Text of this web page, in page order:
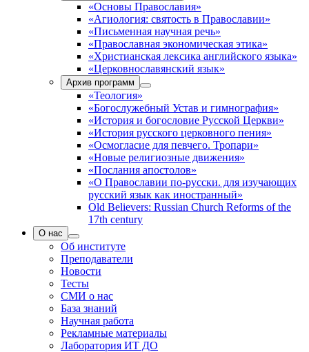
«Основы Православия»
«Агиология: святость в Православии»
«Письменная научная речь»
«Православная экономическая этика»
«Христианская лексика английского языка»
«Церковнославянский язык»
Архив программ
«Теология»
«Богослужебный Устав и гимнография»
«История и богословие Русской Церкви»
«История русского церковного пения»
«Осмогласие для певчего. Тропари»
«Новые религиозные движения»
«Послания апостолов»
«О Православии по-русски. для изучающих
русский язык как иностранный»
Old Believers: Russian Church Reforms of the
17th century
О нас
Об институте
Преподаватели
Новости
Тесты
СМИ о нас
База знаний
Научная работа
Рекламные материалы
Лаборатория ИТ ДО